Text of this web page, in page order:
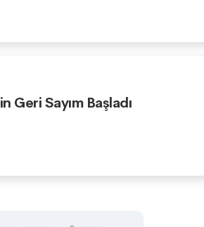
Geri Sayım Başladı